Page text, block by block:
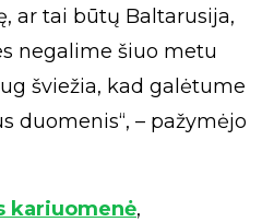
ar tai būtų Baltarusija,
negalime šiuo metu
šviežia, kad galėtume
duomenis“, – pažymėjo
kariuomenė,